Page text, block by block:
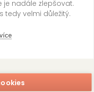
je nadále zlepšovat.
tedy velmi důležitý.